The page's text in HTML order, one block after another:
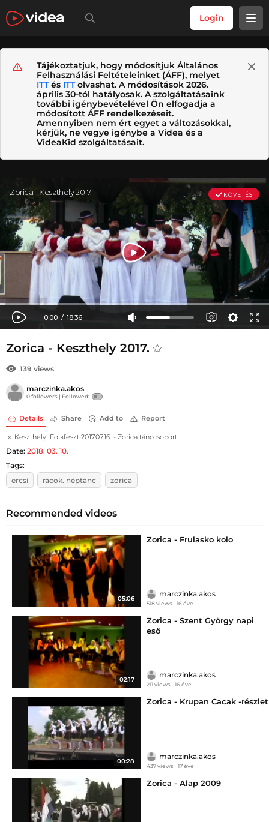
Login
Tájékoztatjuk, hogy módosítjuk Általános
Felhasználási Feltételeinket (ÁFF), melyet
ITTés ITTolvashat. A módosítások 2026.
április 30-tól hatályosak. A szolgáltatásaink
további igénybevételével Ön elfogadja a
módosított ÁFF rendelkezéseit.
Amennyiben nem ért egyet a változásokkal,
kérjük, ne vegye igénybe a Videa és a
VideaKid szolgáltatásait.
Zorica - Keszthely 2017.
139 views
marczinka.akos
0 followers | Followed:
Details Share Add to Report
Ix. Keszthelyi Folkfeszt 2017.07.16. - Zorica tánccsoport
Date: 2018. 03. 10.
Tags:
ercsi
rácok. néptánc zorica
Recommended videos
05:06
Zorica - Frulasko kolo
marczinka.akos
518 views 16 éve
02:17
Zorica - Szent György napi
eső
marczinka.akos
211 views 16 éve
00:28
Zorica - Krupan Cacak -részlet
marczinka.akos
437 views 17 éve
Zorica - Alap 2009